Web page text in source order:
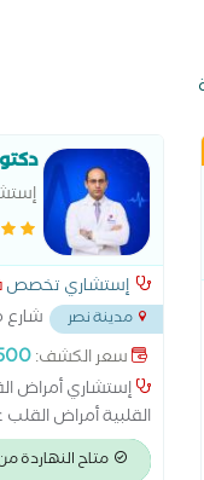
إستشاري تخصص
مدينة نصر
شارع
بجوار مدرسه المنهل... سعر الكشف:
إستشاري أمراض
القلبية أمراض
الدموية أمراض
ضغط الدم أمراض
متاح النهاردة من 12:00